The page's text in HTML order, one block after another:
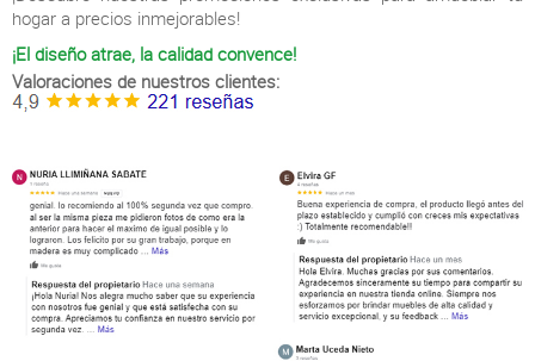
hogar a precios inmejorables!
¡El diseño atrae, la calidad convence!
Valoraciones de nuestros clientes: